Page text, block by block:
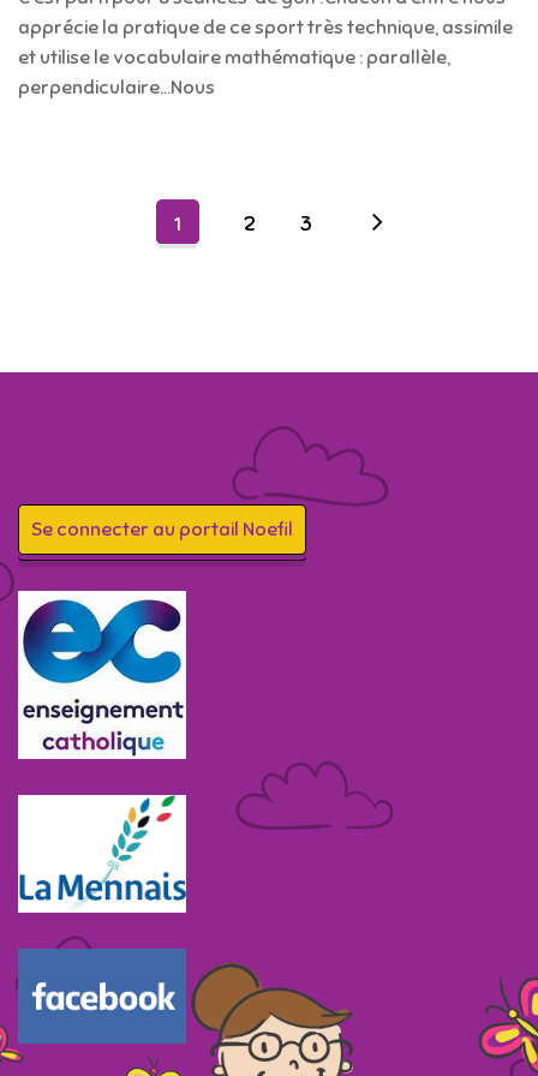
apprécie la pratique de ce sport très technique, assimile
et utilise le vocabulaire mathématique : parallèle,
perpendiculaire…Nous
1 2 3
Se connecter au portail Noefil